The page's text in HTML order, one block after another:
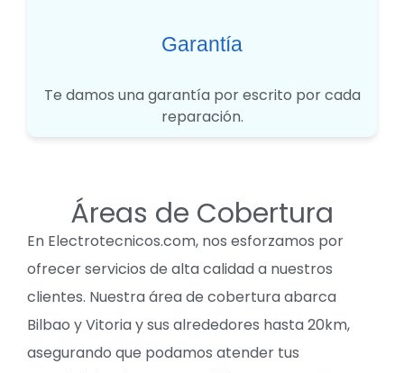
Garantía
Te damos una garantía por escrito por cada
reparación.
Áreas de Cobertura
En Electrotecnicos.com, nos esforzamos por
ofrecer servicios de alta calidad a nuestros
clientes. Nuestra área de cobertura abarca
Bilbao y Vitoria y sus alrededores hasta 20km,
asegurando que podamos atender tus